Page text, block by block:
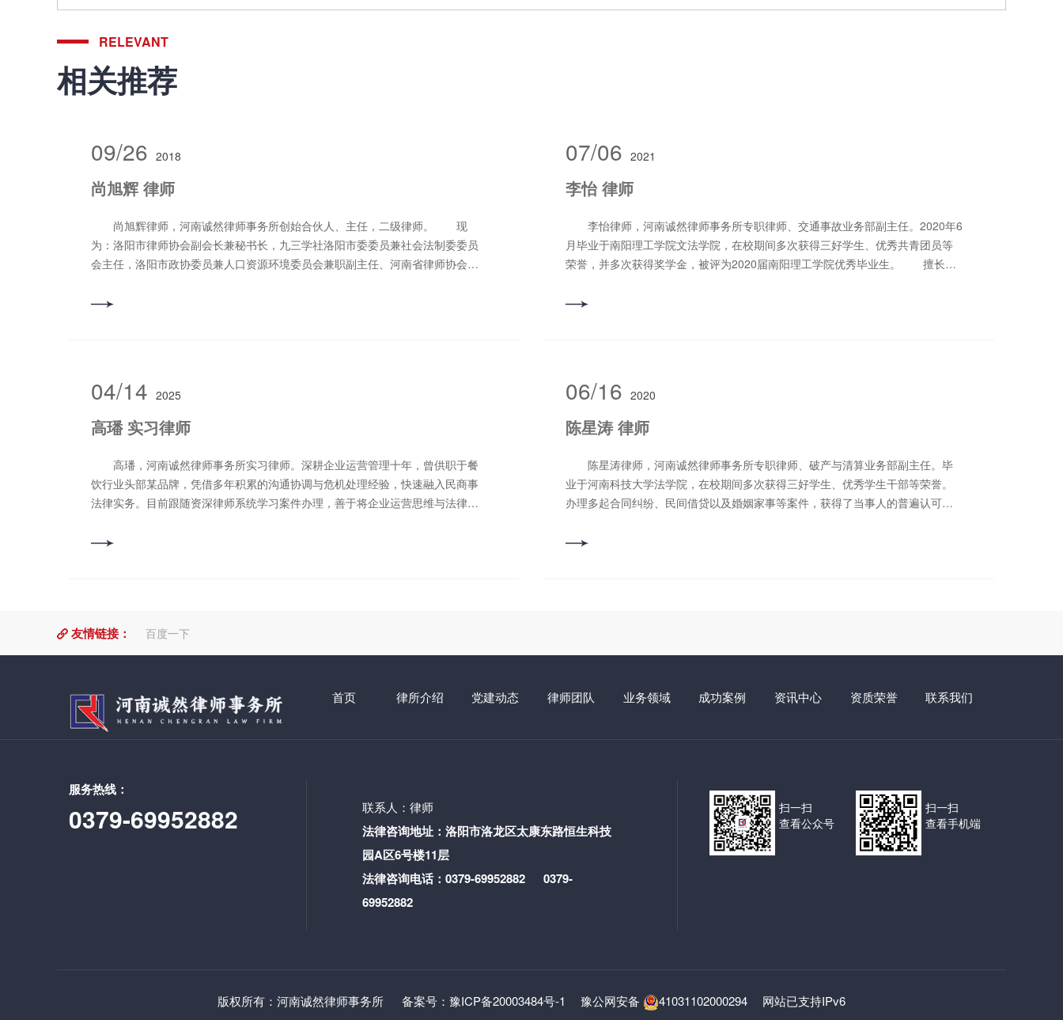
RELEVANT
相关推荐
09/26 2018
尚旭辉 律师
尚旭辉律师，河南诚然律师事务所创始合伙人、主任，二级律师。 现
为：洛阳市律师协会副会长兼秘书长，九三学社洛阳市委委员兼社会法制委委员
会主任，洛阳市政协委员兼人口资源环境委员会兼职副主任、河南省律师协会理
法大学刑事法学院实务导师、洛阳师范学院法学与社会学院法学专业客座教授、
被河南省律师协会评为“全省律师管理工作先进个人”和“河南省律师协会工作先进
个人”； 2021年3月被洛阳市司法局评为“2020年度全市司法行政系统先进个
人”； 2020年3月被市司法局评为“扫黑除恶辩护团队优秀律师”； 2019年
为“优秀基层法律服务工作者”； 2017年11月被评为“全省司法行政系统先进工
作者”； 2017年2月被河南省律师协会评为“2013—2016年度河南省优秀刑辩
律师”； 2017年2月被洛阳市司法局评为“2016年度优秀律师”； 2015年12
河南省信访局评为“河南省律师参与信访工作先进个人”； 并多次被九三学社省
的常年法律顾问等。 联系电话：15716666198
07/06 2021
李怡 律师
李怡律师，河南诚然律师事务所专职律师、交通事故业务部副主任。2020年6
月毕业于南阳理工学院文法学院，在校期间多次获得三好学生、优秀共青团员等
荣誉，并多次获得奖学金，被评为2020届南阳理工学院优秀毕业生。 擅长业
18837199685
04/14 2025
高璠 实习律师
高璠，河南诚然律师事务所实习律师。深耕企业运营管理十年，曾供职于餐
饮行业头部某品牌，凭借多年积累的沟通协调与危机处理经验，快速融入民商事
法律实务。目前跟随资深律师系统学习案件办理，善于将企业运营思维与法律逻
理念，用通俗表达传递法律温度，为当事人提供高效务实的解决方案。 擅长
06/16 2020
陈星涛 律师
陈星涛律师，河南诚然律师事务所专职律师、破产与清算业务部副主任。毕
业于河南科技大学法学院，在校期间多次获得三好学生、优秀学生干部等荣誉。
办理多起合同纠纷、民间借贷以及婚姻家事等案件，获得了当事人的普遍认可。
人的合法权益。 擅长领域：合同纠纷、民间借贷、交通事故纠纷等。 联
友情链接： 百度一下
首页 律所介绍 党建动态 律师团队 业务领域 成功案例 资讯中心 资质荣誉 联系我们
服务热线：
0379-69952882 联系人：律师
法律咨询地址：洛阳市洛龙区太康东路恒生科技
园A区6号楼11层
法律咨询电话：0379-69952882 0379-
69952882
扫一扫
查看手机端
扫一扫
查看公众号
版权所有：河南诚然律师事务所 备案号：豫ICP备20003484号-1 豫公网安备 41031102000294 网站已支持IPv6